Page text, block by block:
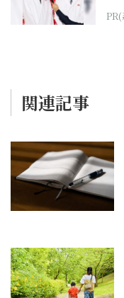
関連記事